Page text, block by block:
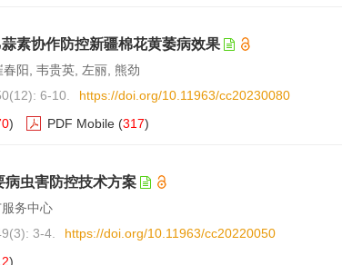
素协作防控新疆棉花黄萎病效果
阳, 韦贵英, 左丽, 熊劲
6-10.
https://doi.org/10.11963/cc20230080
) PDF Mobile (317)
病虫害防控技术方案
务中心
3-4.
https://doi.org/10.11963/cc20220050
)